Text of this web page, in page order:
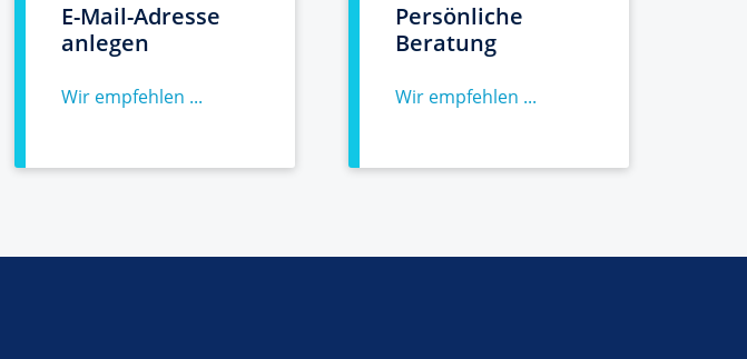
E-Mail-Adresse
anlegen
Wir empfehlen ...
Persönliche
Beratung
Wir empfehlen ...